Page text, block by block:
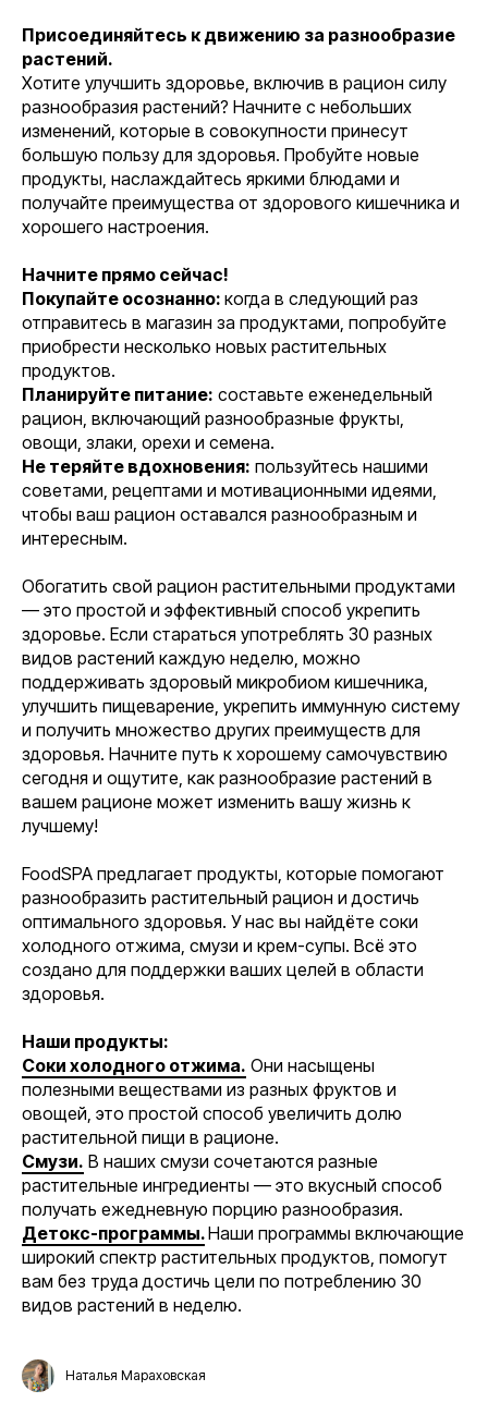
Присоединяйтесь к движению за разнообразие
растений.
Хотите улучшить здоровье, включив в рацион силу
разнообразия растений? Начните с небольших
изменений, которые в совокупности принесут
большую пользу для здоровья. Пробуйте новые
продукты, наслаждайтесь яркими блюдами и
получайте преимущества от здорового кишечника и
хорошего настроения.
Начните прямо сейчас!
Покупайте осознанно: когда в следующий раз
отправитесь в магазин за продуктами, попробуйте
приобрести несколько новых растительных
продуктов.
Планируйте питание: составьте еженедельный
рацион, включающий разнообразные фрукты,
овощи, злаки, орехи и семена.
Не теряйте вдохновения: пользуйтесь нашими
советами, рецептами и мотивационными идеями,
чтобы ваш рацион оставался разнообразным и
интересным.
Обогатить свой рацион растительными продуктами
— это простой и эффективный способ укрепить
здоровье. Если стараться употреблять 30 разных
видов растений каждую неделю, можно
поддерживать здоровый микробиом кишечника,
улучшить пищеварение, укрепить иммунную систему
и получить множество других преимуществ для
здоровья. Начните путь к хорошему самочувствию
сегодня и ощутите, как разнообразие растений в
вашем рационе может изменить вашу жизнь к
лучшему!
FoodSPA предлагает продукты, которые помогают
разнообразить растительный рацион и достичь
оптимального здоровья. У нас вы найдёте соки
холодного отжима, смузи и крем-супы. Всё это
создано для поддержки ваших целей в области
здоровья.
Наши продукты:
Соки холодного отжима. Они насыщены
полезными веществами из разных фруктов и
овощей, это простой способ увеличить долю
растительной пищи в рационе.
Смузи. В наших смузи сочетаются разные
растительные ингредиенты — это вкусный способ
получать ежедневную порцию разнообразия.
Детокс-программы.Наши программы включающие
широкий спектр растительных продуктов, помогут
вам без труда достичь цели по потреблению 30
видов растений в неделю.
Наталья Мараховская